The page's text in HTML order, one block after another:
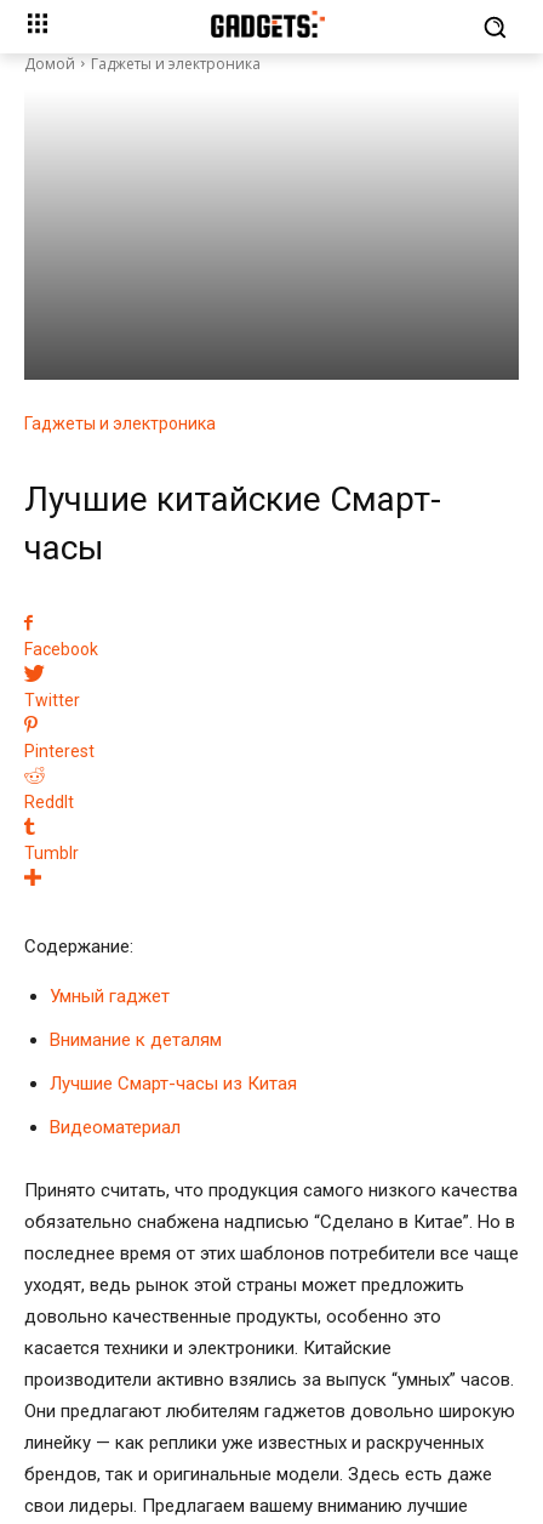
Домой Гаджеты и электроника
Гаджеты и электроника
Лучшие китайские Смарт-
часы
Facebook
Twitter
Pinterest
ReddIt
Tumblr
Содержание:
Умный гаджет
Внимание к деталям
Лучшие Смарт-часы из Китая
Видеоматериал
Принято считать, что продукция самого низкого качества
обязательно снабжена надписью “Сделано в Китае”. Но в
последнее время от этих шаблонов потребители все чаще
уходят, ведь рынок этой страны может предложить
довольно качественные продукты, особенно это
касается техники и электроники. Китайские
производители активно взялись за выпуск “умных” часов.
Они предлагают любителям гаджетов довольно широкую
линейку — как реплики уже известных и раскрученных
брендов, так и оригинальные модели. Здесь есть даже
свои лидеры. Предлагаем вашему вниманию лучшие